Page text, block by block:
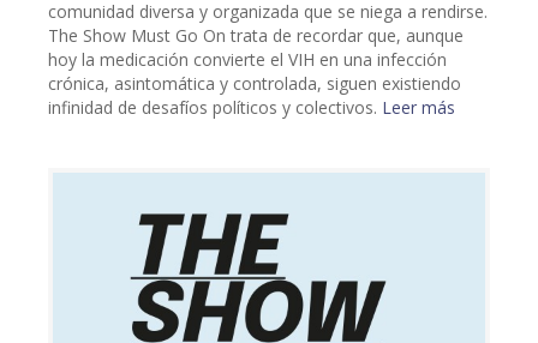
comunidad diversa y organizada que se niega a rendirse.
The Show Must Go On trata de recordar que, aunque
hoy la medicación convierte el VIH en una infección
crónica, asintomática y controlada, siguen existiendo
infinidad de desafíos políticos y colectivos. Leer más